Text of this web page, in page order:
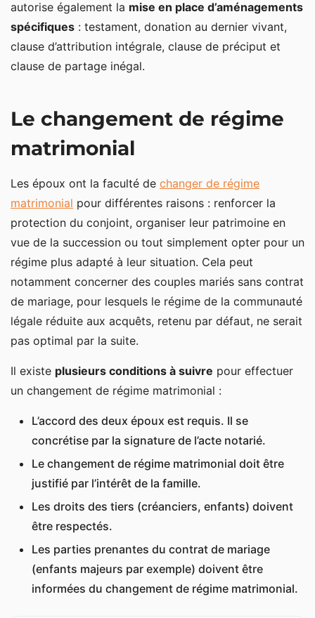
autorise également la mise en place d’aménagements
spécifiques : testament, donation au dernier vivant,
clause d’attribution intégrale, clause de préciput et
clause de partage inégal.
Le changement de régime
matrimonial
Les époux ont la faculté de changer de régime
matrimonial pour différentes raisons : renforcer la
protection du conjoint, organiser leur patrimoine en
vue de la succession ou tout simplement opter pour un
régime plus adapté à leur situation. Cela peut
notamment concerner des couples mariés sans contrat
de mariage, pour lesquels le régime de la communauté
légale réduite aux acquêts, retenu par défaut, ne serait
pas optimal par la suite.
Il existe plusieurs conditions à suivre pour effectuer
un changement de régime matrimonial :
L’accord des deux époux est requis. Il se
concrétise par la signature de l’acte notarié.
Le changement de régime matrimonial doit être
justifié par l’intérêt de la famille.
Les droits des tiers (créanciers, enfants) doivent
être respectés.
Les parties prenantes du contrat de mariage
(enfants majeurs par exemple) doivent être
informées du changement de régime matrimonial.